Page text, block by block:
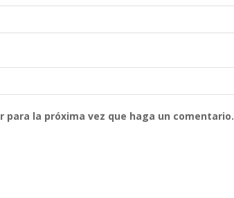
la próxima vez que haga un comentario.